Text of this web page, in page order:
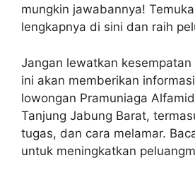
mungkin jawabannya!
lengkapnya di sini dan raih
Jangan lewatkan
ini akan memberikan
lowongan Pramuniaga
Tanjung Jabung Barat,
tugas, dan cara melamar.
untuk meningkatkan